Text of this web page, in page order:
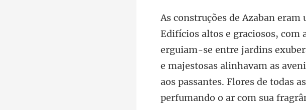
erguiam-se entre jardins
e majestosas alinhavam as